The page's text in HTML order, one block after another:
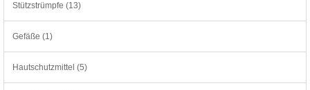
Stützstrümpfe (13)
Gefäße (1)
Hautschutzmittel (5)